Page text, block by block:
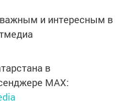
и интересным в
в
MАХ: